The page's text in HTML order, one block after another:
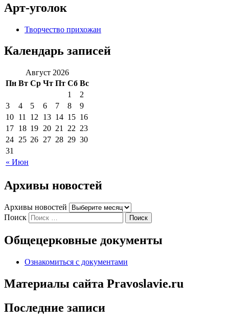
Арт-уголок
Творчество прихожан
Календарь записей
Август 2026
Пн Вт Ср Чт Пт Сб Вс
« Июн
1
2
3
4 5 6 7 8
9
10 11 12 13 14 15 16
17 18 19 20 21 22 23
24 25 26 27 28 29 30
31
Архивы новостей
Архивы новостей
Поиск
Общецерковные документы
Ознакомиться с документами
Материалы сайта Pravoslavie.ru
Последние записи